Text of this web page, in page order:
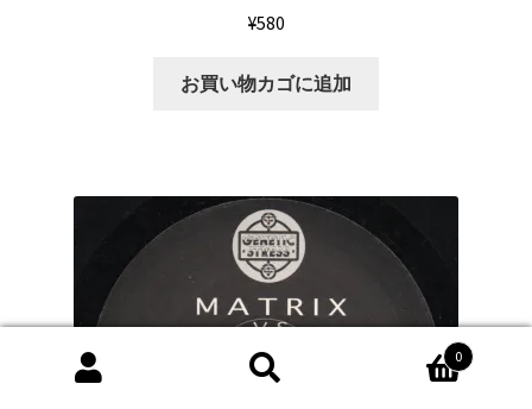
¥580
お買い物カゴに追加
0